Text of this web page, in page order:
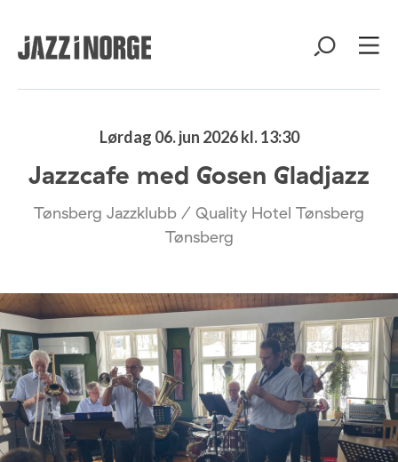
Lørdag 06. jun 2026 kl. 13:30
Jazzcafe med Gosen Gladjazz
Tønsberg Jazzklubb / Quality Hotel Tønsberg
Tønsberg